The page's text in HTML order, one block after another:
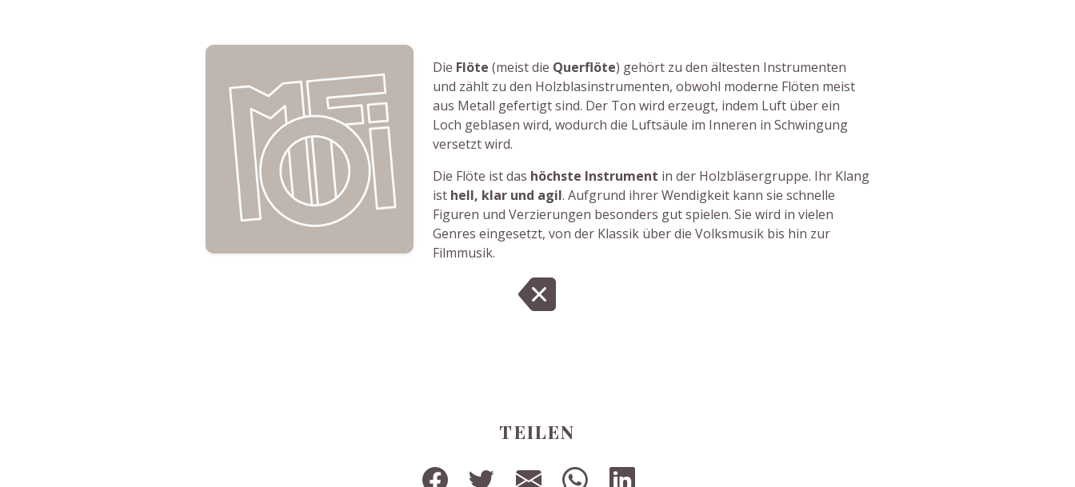
Die Flöte (meist die Querflöte) gehört zu den ältesten Instrumenten
und zählt zu den Holzblasinstrumenten, obwohl moderne Flöten meist
aus Metall gefertigt sind. Der Ton wird erzeugt, indem Luft über ein
Loch geblasen wird, wodurch die Luftsäule im Inneren in Schwingung
versetzt wird.
Die Flöte ist das höchste Instrument in der Holzbläsergruppe. Ihr Klang
ist hell, klar und agil. Aufgrund ihrer Wendigkeit kann sie schnelle
Figuren und Verzierungen besonders gut spielen. Sie wird in vielen
Genres eingesetzt, von der Klassik über die Volksmusik bis hin zur
Filmmusik.
TEILEN